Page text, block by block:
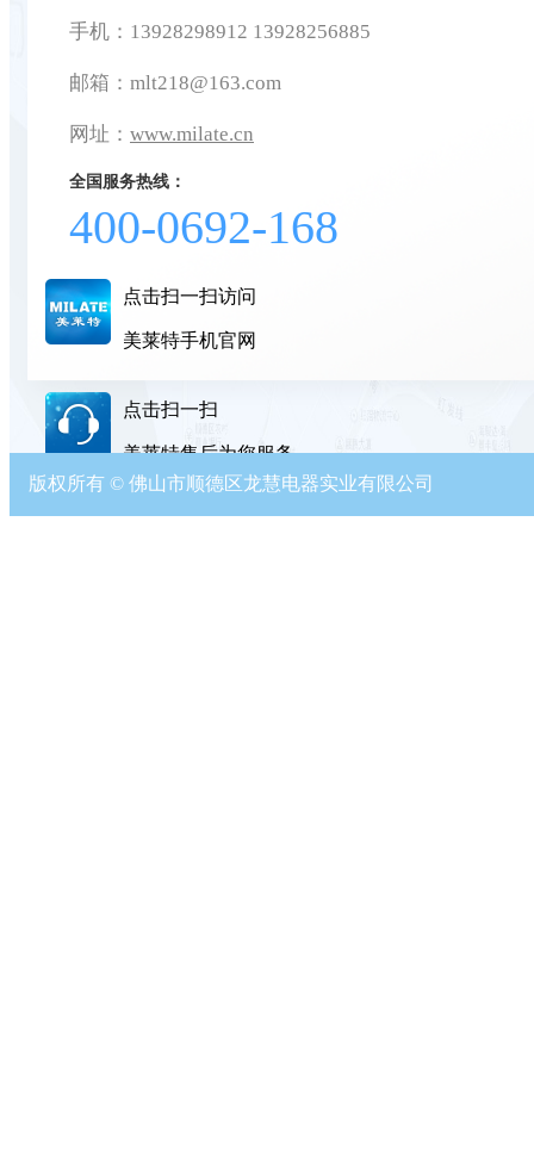
手机：13928298912 13928256885
邮箱：mlt218@163.com
网址： www.milate.cn
全国服务热线：
400-0692-168
点击扫一扫访问
美莱特手机官网
点击扫一扫
美莱特售后为您服务
版权所有 © 佛山市顺德区龙慧电器实业有限公司